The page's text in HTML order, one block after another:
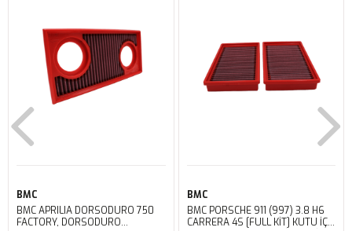
BMC
BMC APRILIA DORSODURO 750
FACTORY, DORSODURO
BMC
BMC PORSCHE 911 (997) 3.8 H6
CARRERA 4S [FULL KIT] KUTU İÇİ